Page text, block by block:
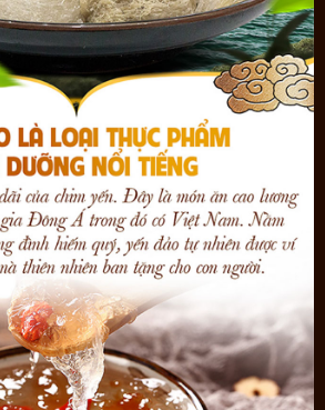
công ty Yến sào Khánh Hòa đang là nhà
bền vững sản phẩm tổ yến quý hiếm, quy
khoa học đảm bảo chất lượng tổ yến
sinh thái lâu dài cho chim yến sinh
Hòa đang ngày càng khẳng định vị thế của
với rất nhiều danh hiệu cao quý: hàng Việt
ten thương hiệu Việt, thương hiệu mạnh
hiệu uy tín chất lượng 2011...
chế Khánh Hòa
chếcủa Khánh Hòacó kết cấu chặt chẽ,
ngon, đặc biệt tổ yến đã được làm sạch
vì thế rất thuận lợi cho việc chế biến. Người